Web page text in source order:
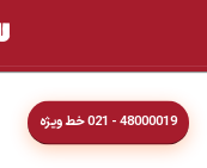
48000019 - 021 خط ویژه